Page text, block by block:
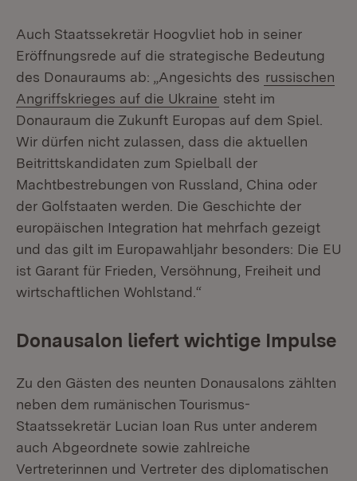
Auch Staatssekretär Hoogvliet hob in seiner
Eröffnungsrede auf die strategische Bedeutung
des Donauraums ab: „Angesichts des russischen
Angriffskrieges auf die Ukraine steht im
Donauraum die Zukunft Europas auf dem Spiel.
Wir dürfen nicht zulassen, dass die aktuellen
Beitrittskandidaten zum Spielball der
Machtbestrebungen von Russland, China oder
der Golfstaaten werden. Die Geschichte der
europäischen Integration hat mehrfach gezeigt
und das gilt im Europawahljahr besonders: Die EU
ist Garant für Frieden, Versöhnung, Freiheit und
wirtschaftlichen Wohlstand.“
Donausalon liefert wichtige Impulse
Zu den Gästen des neunten Donausalons zählten
neben dem rumänischen Tourismus-
Staatssekretär Lucian Ioan Rus unter anderem
auch Abgeordnete sowie zahlreiche
Vertreterinnen und Vertreter des diplomatischen